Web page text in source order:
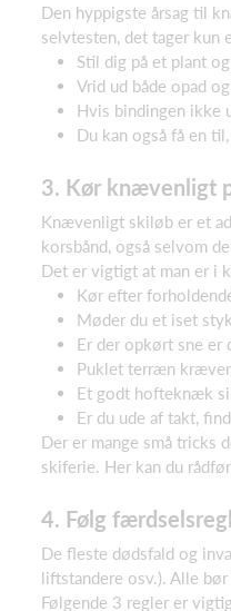
Den hyppigste årsag til
selvtesten, det tager kun
Stil dig på et plant
Vrid ud både opad
Hvis bindingen ikke
Du kan også få en
3. Kør knævenligt
Knævenligt skiløb er et
korsbånd, også selvom
Det er vigtigt at man er i
Kør efter
Møder du et iset
Er der opkørt sne
Puklet terræn
Et godt hofteknæk
Er du ude af takt,
Der er mange små tricks
skiferie. Her kan du
4. Følg
De fleste dødsfald og
liftstandere osv.). Alle
Følgende 3 regler er